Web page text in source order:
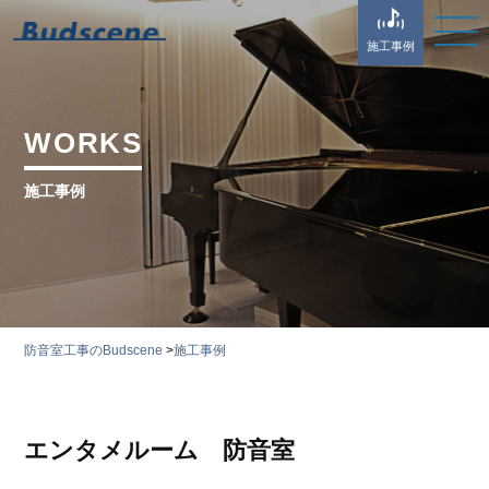
施工事例
WORKS
施工事例
防音室工事のBudscene>施工事例
エンタメルーム 防音室